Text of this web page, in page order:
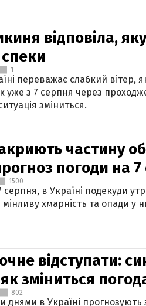
відповіла,
1
переважає слабкий
уже з 7 серпня через
зміниться.
частину
погоди на
1500
в Україні подекуди
хмарність та опади у
відступати:
зміниться
802
в Україні прогнозують